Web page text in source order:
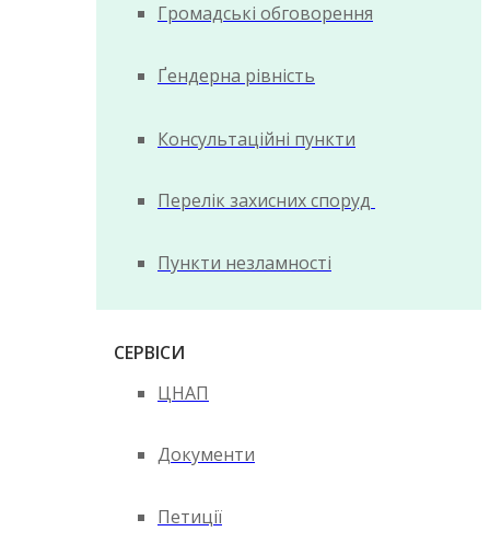
Громадські обговорення
Ґендерна рівність
Консультаційні пункти
Перелік захисних споруд
Пункти незламності
СЕРВІСИ
ЦНАП
Документи
Петиції